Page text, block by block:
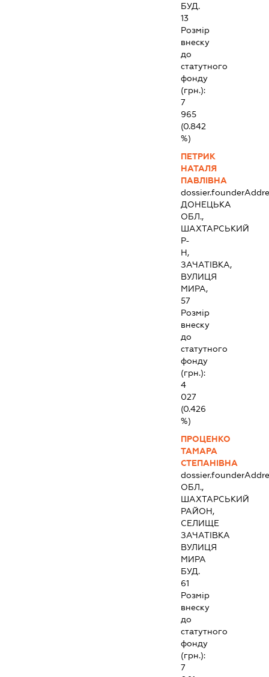
БУД.
13
Розмір
внеску
до
статутного
фонду
(грн.):
7
965
(0.842
%)
ПЕТРИК
НАТАЛЯ
ПАВЛІВНА
ДОНЕЦЬКА
ОБЛ.,
ШАХТАРСЬКИЙ
Р-
Н,
ЗАЧАТІВКА,
ВУЛИЦЯ
МИРА,
57
Розмір
внеску
до
статутного
фонду
(грн.):
4
027
(0.426
%)
ПРОЦЕНКО
ТАМАРА
СТЕПАНІВНА
ОБЛ.,
ШАХТАРСЬКИЙ
РАЙОН,
СЕЛИЩЕ
ЗАЧАТІВКА
ВУЛИЦЯ
МИРА
БУД.
61
Розмір
внеску
до
статутного
фонду
(грн.):
7